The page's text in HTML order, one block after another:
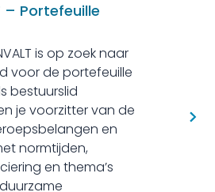
– Portefeuille
is op zoek naar
voor de portefeuille
bestuurslid
je voorzitter van de
en
normtijden,
en thema’s